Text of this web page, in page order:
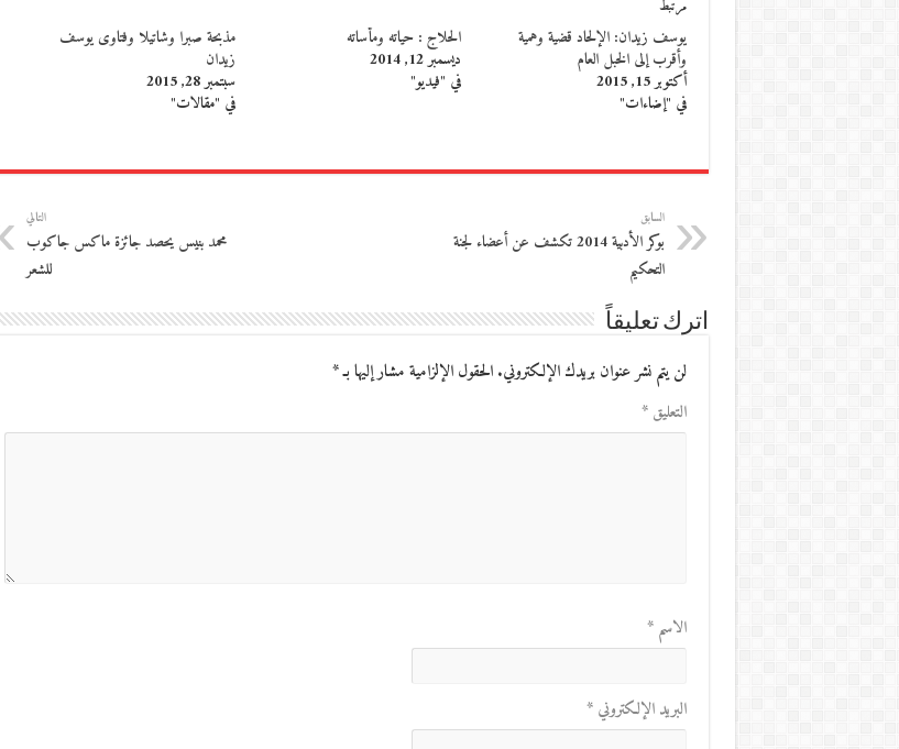
مرتبط
يوسف زيدان: الإلحاد قضية وهمية
وأقرب إلى الخبل العام
أكتوبر 15, 2015
في "إضاءات"
الحلاج : حياته ومأساته
ديسمبر 12, 2014
في "فيديو"
مذبحة صبرا وشاتيلا وفتاوى يوسف
زيدان
سبتمبر 28, 2015
في "مقالات"
السابق
بوكر الأدبية 2014 تكشف عن أعضاء لجنة
التحكيم
التالي
محمد بنيس يحصد جائزة ماكس جاكوب
للشعر
اترك تعليقاً
لن يتم نشر عنوان بريدك الإلكتروني. الحقول الإلزامية مشار إليها بـ*
التعليق*
الاسم*
البريد الإلكتروني*